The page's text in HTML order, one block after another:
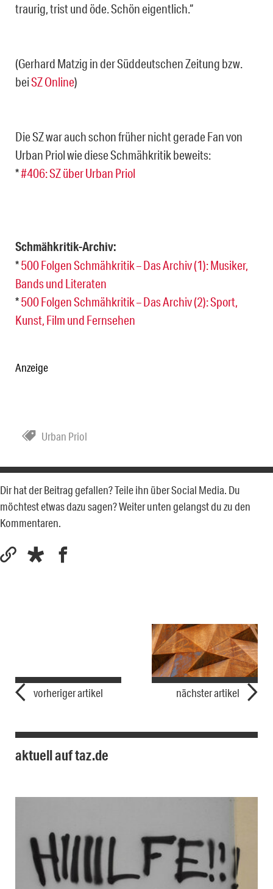
traurig, trist und öde. Schön eigentlich.“
(Gerhard Matzig in der Süddeutschen Zeitung bzw.
beiSZ Online)
Die SZ war auch schon früher nicht gerade Fan von
Urban Priol wie diese Schmähkritik beweits:
*#406: SZ über Urban Priol
Schmähkritik-Archiv:
*500 Folgen Schmähkritik – Das Archiv (1): Musiker,
Bands und Literaten
*500 Folgen Schmähkritik – Das Archiv (2): Sport,
Kunst, Film und Fernsehen
Anzeige
Urban Priol
Dir hat der Beitrag gefallen? Teile ihn über Social Media. Du
möchtest etwas dazu sagen? Weiter unten gelangst du zu den
Kommentaren.
vorheriger artikel nächster artikel
aktuell auf taz.de